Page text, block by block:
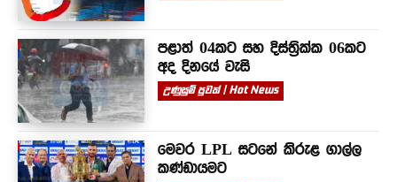
පළාත් 04කට සහ දිස්ත්‍රික්ක 06කට
අද දිනයේ වැසි
උණුසුම් පුවත් | Hot News
මෙවර LPL සටනේ කිරුළ ගාල්ල
කණ්ඩායමට